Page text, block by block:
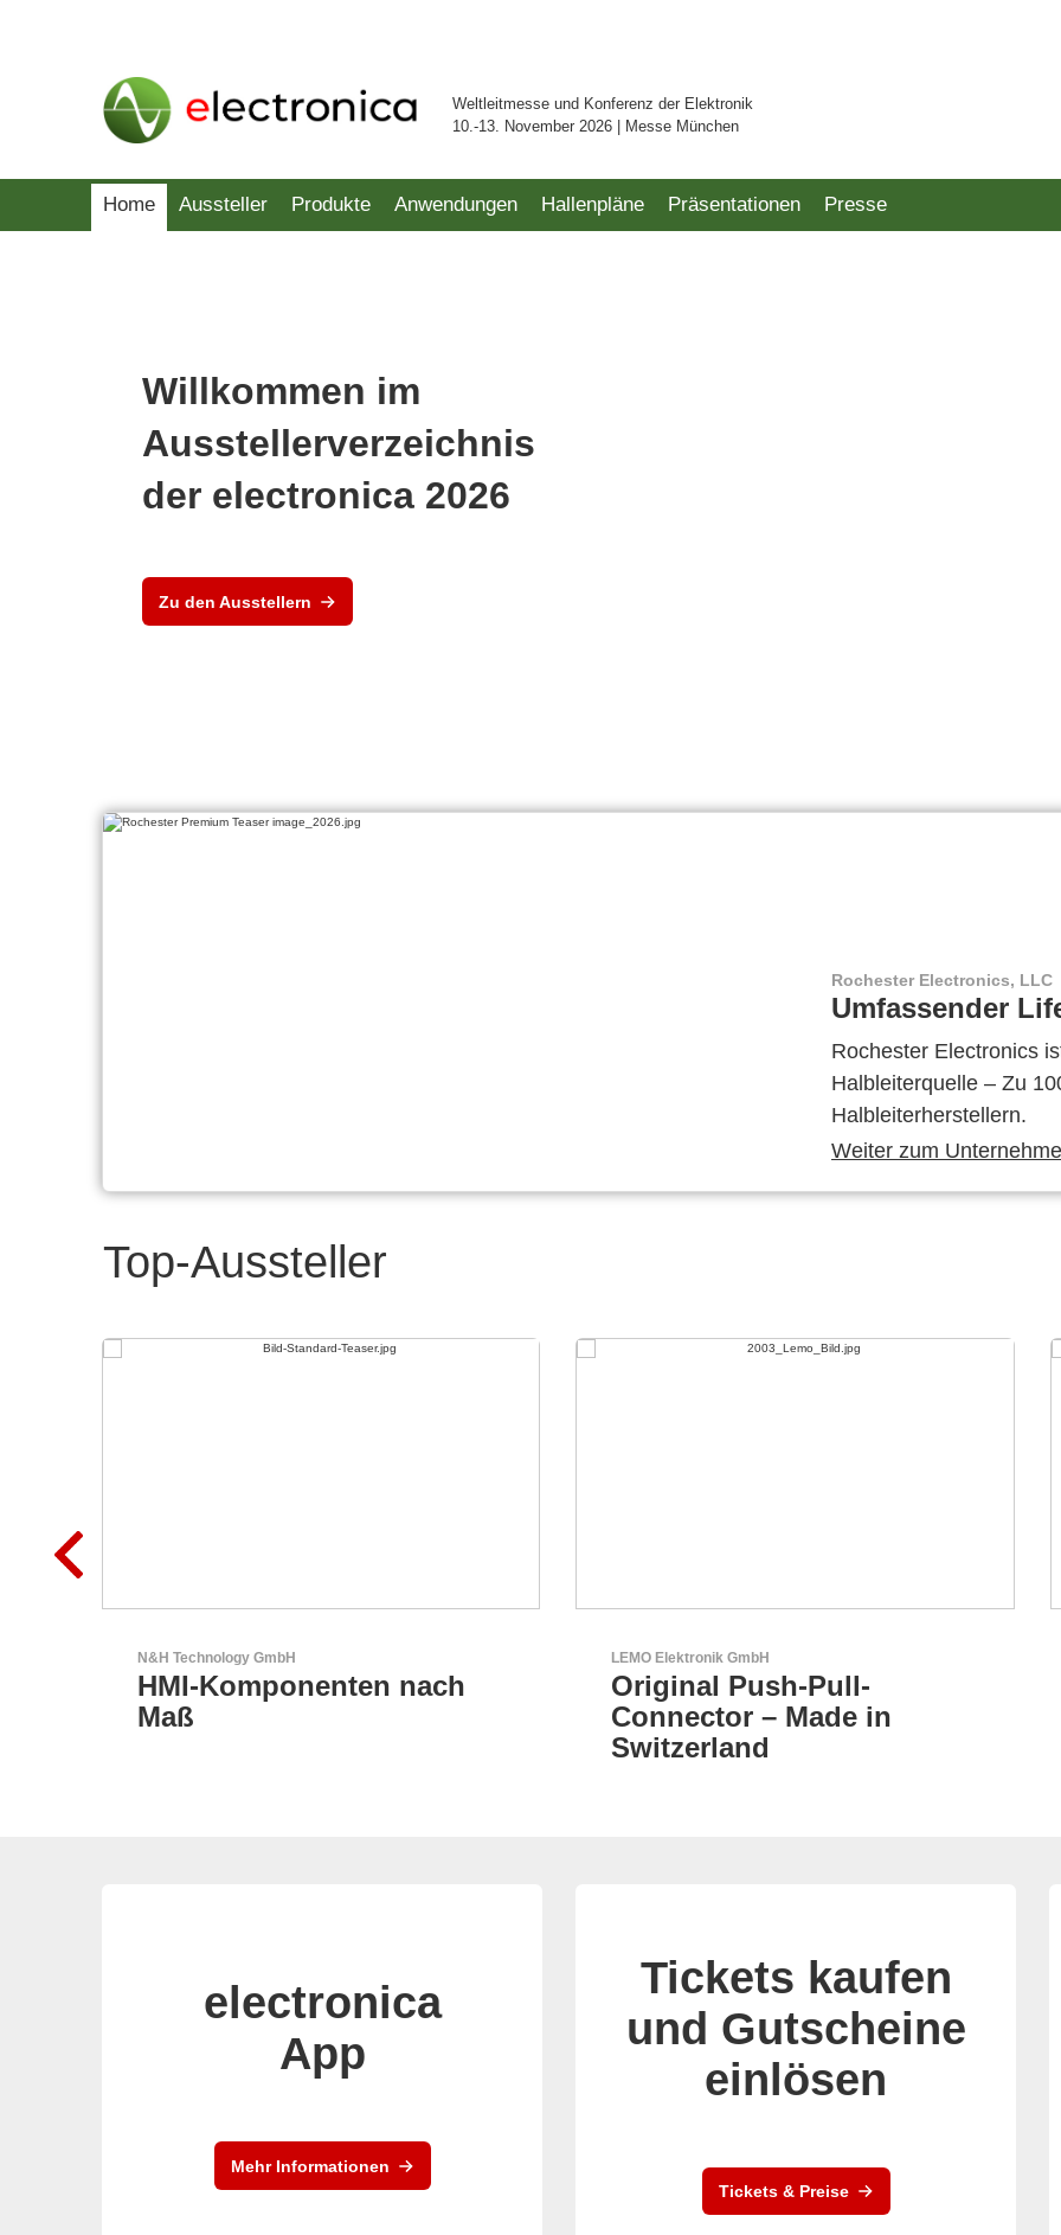
Weltleitmesse und Konferenz der Elektronik
10.-13. November 2026 | Messe München
Home Aussteller Produkte Anwendungen Hallenpläne Präsentationen Presse
Willkommen im
Ausstellerverzeichnis
der electronica 2026
Zu den Ausstellern
Rochester Electronics, LLC
Umfassender
Rochester Electronics
Halbleiterquelle – Zu
Halbleiterherstellern.
Weiter zum
Top-Aussteller
LEMO Elektronik GmbH
Original Push-Pull-
Aker Technology Co., Ltd.
AKER: Wo Präzision auf
Zuverlässigkeit trifft
electronica
App
Mehr Informationen
Tickets kaufen
und Gutscheine
einlösen
Tickets & Preise